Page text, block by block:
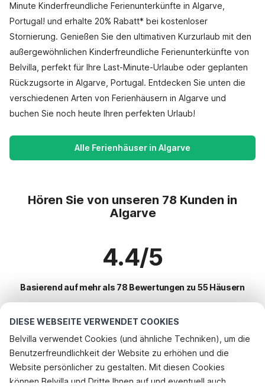
DIESE WEBSEITE VERWENDET COOKIES
Belvilla verwendet Cookies (und ähnliche Techniken), um die
Benutzerfreundlichkeit der Website zu erhöhen und die
Website persönlicher zu gestalten. Mit diesen Cookies
können Belvilla und Dritte Ihnen auf und eventuell auch
Minute Kinderfreundliche Ferienunterkünfte in Algarve,
Portugal! und erhalte 20% Rabatt* bei kostenloser
Stornierung. Genießen Sie den ultimativen Kurzurlaub mit den
außergewöhnlichen Kinderfreundliche Ferienunterkünfte von
Belvilla, perfekt für Ihre Last-Minute-Urlaube oder geplanten
Rückzugsorte in Algarve, Portugal. Entdecken Sie unten die
verschiedenen Arten von Ferienhäusern in Algarve und
buchen Sie noch heute Ihren perfekten Urlaub!
Alle Ferienhäuser in Algarve
Hören Sie von unseren 78 Kunden in
Algarve
4.4/5
Basierend auf mehr als 78 Bewertungen zu 55 Häusern
Beliebteste Reiseziele für Urlaub
Beliebte Ausstattungen für Urlaub in Algarve
Ferienhaus mit Schwimmbad
Top-Regionen mit Top-Annehmlichkeiten für den Urlaub
Rufen Sie an, um zu buchen